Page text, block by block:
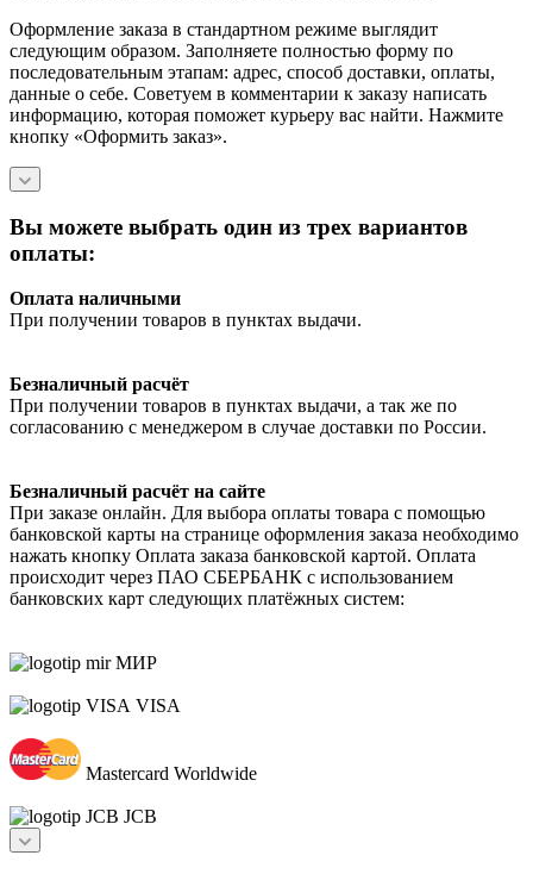
Оформление заказа в стандартном режиме выглядит
следующим образом. Заполняете полностью форму по
последовательным этапам: адрес, способ доставки, оплаты,
данные о себе. Советуем в комментарии к заказу написать
информацию, которая поможет курьеру вас найти. Нажмите
кнопку «Оформить заказ».
Вы можете выбрать один из трех вариантов
оплаты:
Оплата наличными
При получении товаров в пунктах выдачи.
Безналичный расчёт
При получении товаров в пунктах выдачи, а так же по
согласованию с менеджером в случае доставки по России.
Безналичный расчёт на сайте
При заказе онлайн. Для выбора оплаты товара с помощью
банковской карты на странице оформления заказа необходимо
нажать кнопку Оплата заказа банковской картой. Оплата
происходит через ПАО СБЕРБАНК с использованием
банковских карт следующих платёжных систем:
МИР
VISA
Mastercard Worldwide
JCB